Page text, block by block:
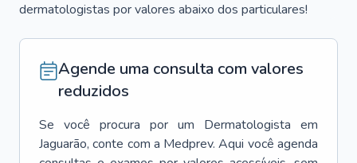
dermatologistas por valores abaixo dos particulares!
Agende uma consulta com valores
reduzidos
Se você procura por um Dermatologista em
Jaguarão, conte com a Medprev. Aqui você agenda